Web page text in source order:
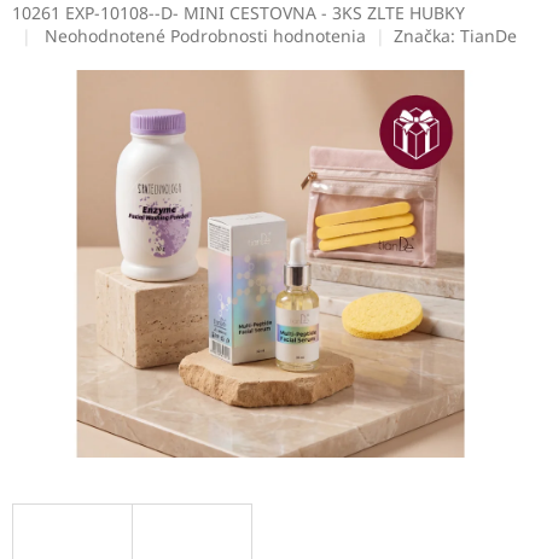
10261 EXP-10108--D- MINI CESTOVNA - 3KS ZLTE HUBKY
Priemerné
Neohodnotené Podrobnosti hodnotenia Značka: TianDe